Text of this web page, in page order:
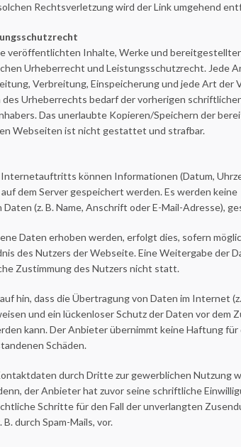
Rechtsverletzung wird der Link umgehend
veröffentlichten Inhalte, Werke und
Urheberrecht und Leistungsschutzrecht. Jede
Verbreitung, Einspeicherung und jede Art der
des Urheberrechts bedarf der vorherigen
Das unerlaubte Kopieren/Speichern der
Webseiten ist nicht gestattet und strafbar.
Internetauftritts können Informationen (Datum,
dem Server gespeichert werden. Es werden keine
(z. B. Name, Anschrift oder E-Mail-Adresse),
Daten erhoben werden, erfolgt dies, sofern
des Nutzers der Webseite. Eine Weitergabe der
Zustimmung des Nutzers nicht statt.
hin, dass die Übertragung von Daten im Internet (z.
und ein lückenloser Schutz der Daten vor dem
kann. Der Anbieter übernimmt keine Haftung für
Schäden.
durch Dritte zur gewerblichen Nutzung
der Anbieter hat zuvor seine schriftliche
Schritte für den Fall der unverlangten
durch Spam-Mails, vor.